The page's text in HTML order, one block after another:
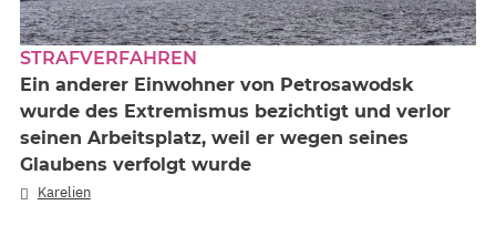
STRAFVERFAHREN
Ein anderer Einwohner von Petrosawodsk
wurde des Extremismus bezichtigt und verlor
seinen Arbeitsplatz, weil er wegen seines
Glaubens verfolgt wurde
Karelien